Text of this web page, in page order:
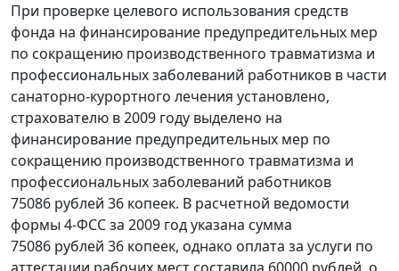
При проверке целевого использования средств
фонда на финансирование предупредительных мер
по сокращению производственного травматизма и
профессиональных заболеваний работников в части
санаторно-курортного лечения установлено,
страхователю в 2009 году выделено на
финансирование предупредительных мер по
сокращению производственного травматизма и
профессиональных заболеваний работников
75086 рублей 36 копеек. В расчетной ведомости
формы 4-ФССза 2009 год указана сумма
75086 рублей 36 копеек, однако оплата за услуги по